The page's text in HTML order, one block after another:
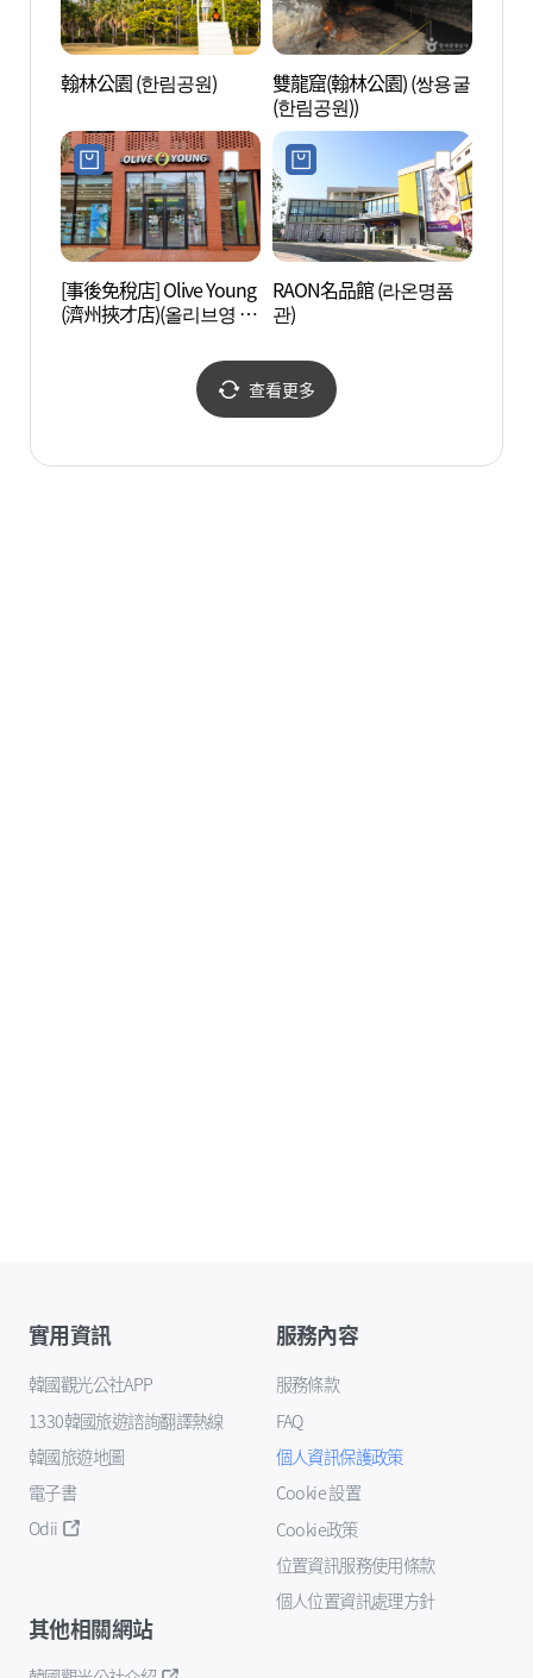
翰林公園 (한림공원)
雙龍窟(翰林公園) (쌍용굴
(한림공원))
[事後免稅店] Olive Young
(濟州挾才店)(올리브영 제
RAON名品館 (라온명품
관)
查看更多
實用資訊
韓國觀光公社APP
1330韓國旅遊諮詢翻譯熱線
韓國旅遊地圖
電子書
Odii
服務內容
服務條款
FAQ
個人資訊保護政策
Cookie 設置
Cookie政策
位置資訊服務使用條款
個人位置資訊處理方針
其他相關網站